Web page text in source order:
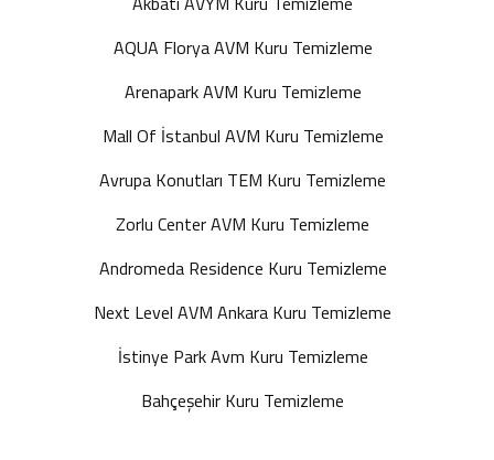
AQUA Florya AVM Kuru Temizleme
Arenapark AVM Kuru Temizleme
Mall Of İstanbul AVM Kuru Temizleme
Avrupa Konutları TEM Kuru Temizleme
Zorlu Center AVM Kuru Temizleme
Andromeda Residence Kuru Temizleme
Next Level AVM Ankara Kuru Temizleme
İstinye Park Avm Kuru Temizleme
Bahçeşehir Kuru Temizleme